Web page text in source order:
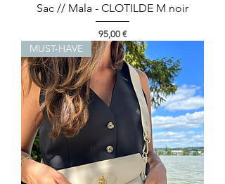
Sac // Mala - CLOTILDE M noir
Preço
95,00 €
MUST-HAVE